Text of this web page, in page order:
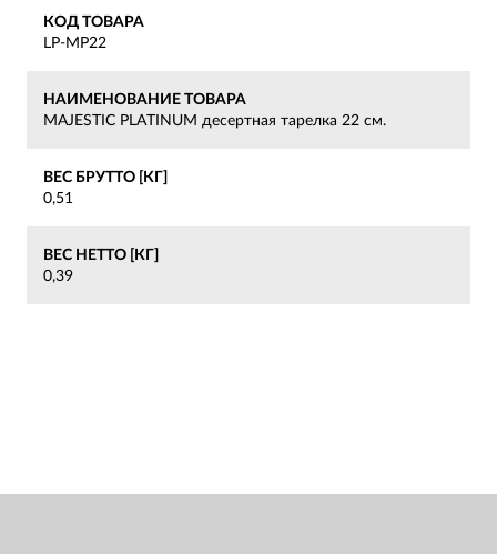
КОД ТОВАРА
LP-MP22
НАИМЕНОВАНИЕ ТОВАРА
MAJESTIC PLATINUM десертная тарелка 22 см.
ВЕС БРУТТО [КГ]
0,51
ВЕС НЕТТО [КГ]
0,39